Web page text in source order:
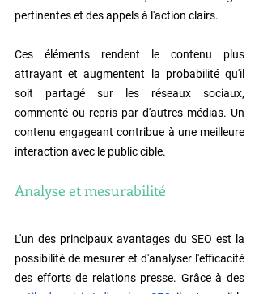
pertinentes et des appels à l'action clairs.
Ces éléments rendent le contenu plus
attrayant et augmentent la probabilité qu'il
soit partagé sur les réseaux sociaux,
commenté ou repris par d'autres médias. Un
contenu engageant contribue à une meilleure
interaction avec le public cible.
Analyse et mesurabilité
L'un des principaux avantages du SEO est la
possibilité de mesurer et d'analyser l'efficacité